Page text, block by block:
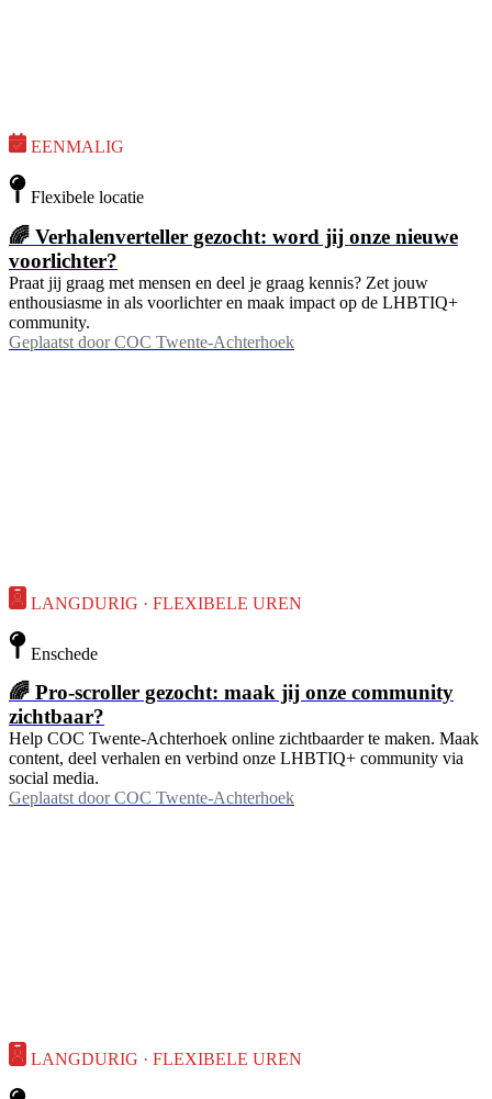
EENMALIG
Flexibele locatie
🌈 Verhalenverteller gezocht: word jij onze nieuwe
voorlichter?
Praat jij graag met mensen en deel je graag kennis? Zet jouw
enthousiasme in als voorlichter en maak impact op de LHBTIQ+
community.
Geplaatst door COC Twente-Achterhoek
LANGDURIG · FLEXIBELE UREN
Enschede
🌈 Pro-scroller gezocht: maak jij onze community
zichtbaar?
Help COC Twente-Achterhoek online zichtbaarder te maken. Maak
content, deel verhalen en verbind onze LHBTIQ+ community via
social media.
Geplaatst door COC Twente-Achterhoek
LANGDURIG · FLEXIBELE UREN